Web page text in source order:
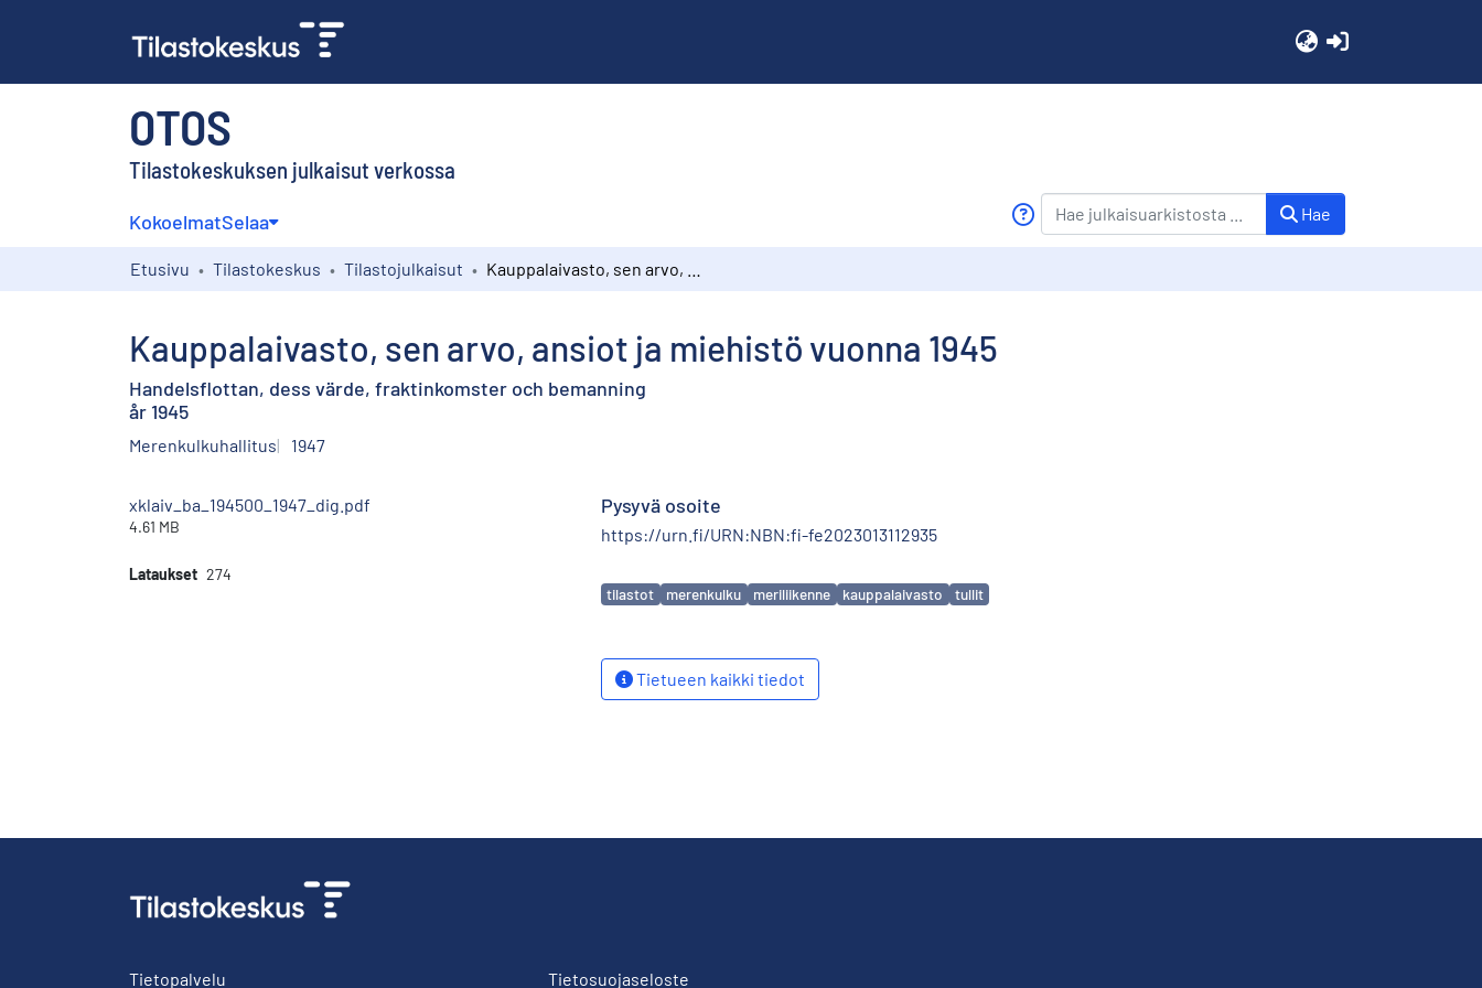
OTOS
Tilastokeskuksen julkaisut verkossa
KokoelmatSelaa Hae
Etusivu Tilastokeskus Tilastojulkaisut
Kauppalaivasto, sen arvo, ansiot ja miehistö vuonna 1945
Handelsflottan, dess värde, fraktinkomster och bemanning
år 1945
Merenkulkuhallitus 1947
xklaiv_ba_194500_1947_dig.pdf
4.61 MB
Lataukset 274
Pysyvä osoite
https://urn.fi/URN:NBN:fi-fe2023013112935
Avainsanat
tilastot merenkulku meriliikenne kauppalaivasto tullit
Tietueen kaikki tiedot
Tietopalvelu Tietosuojaseloste